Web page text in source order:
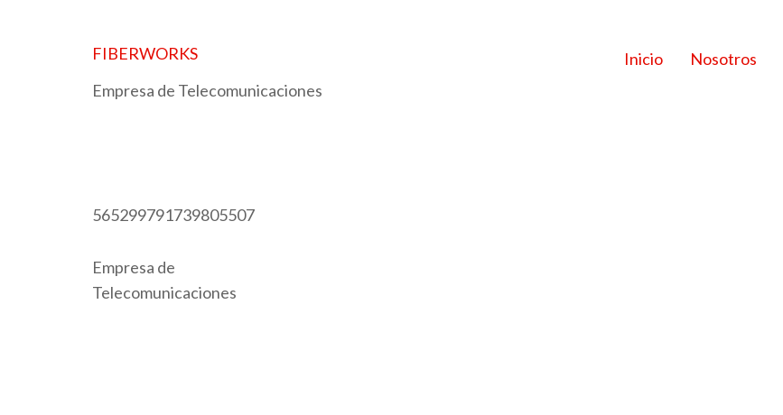
FIBERWORKS
Empresa de Telecomunicaciones
Inicio Nosotros
565299791739805507
Empresa de
Telecomunicaciones